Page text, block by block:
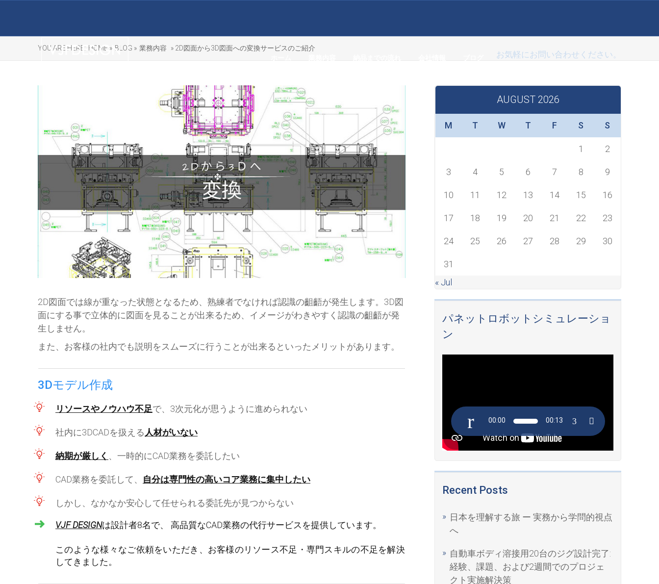
お気軽にお問い合わせください。
YOU ARE HERE: HOME » BLOG » 業務内容 » 2D図面から3D図面への変換サービスのご紹介
AUGUST 2026
M T W T F S S
1 2
3 4 5 6 7 8 9
10 11 12 13 14 15 16
17 18 19 20 21 22 23
24 25 26 27 28 29 30
31
« Jul
パネットロボットシミュレーショ
ン
00:00 00:13
Recent Posts
日本を理解する旅 ー 実務から学問的視点
へ
自動車ボディ溶接用20台のジグ設計完了:
経験、課題、および2週間でのプロジェ
クト実施解決策
2D図面では線が重なった状態となるため、熟練者でなければ認識の齟齬が発生します。3D図
面にする事で立体的に図面を見ることが出来るため、イメージがわきやすく認識の齟齬が発
生しません。
また、お客様の社内でも説明をスムーズに行うことが出来るといったメリットがあります。
3Dモデル作成
リソースやノウハウ不足で、3次元化が思うように進められない
社内に3DCADを扱える 人材がいない
納期が厳しく 、一時的にCAD業務を委託したい
CAD業務を委託して、 自分は専門性の高いコア業務に集中したい
しかし、なかなか安心して任せられる委託先が見つからない
VJF DESIGNは設計者8名で、 高品質なCAD業務の代行サービスを提供しています。
このような様々なご依頼をいただき、お客様のリソース不足・専門スキルの不足を解決
してきました。